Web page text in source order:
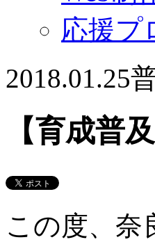
応援プ
2018.01.25
【育成普
この度、奈